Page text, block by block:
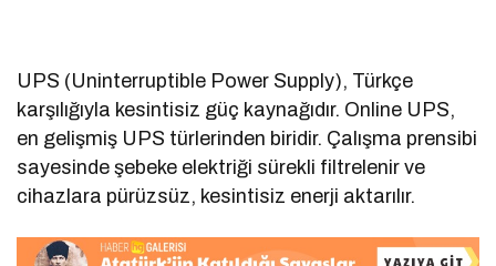
UPS (Uninterruptible Power Supply), Türkçe
karşılığıyla kesintisiz güç kaynağıdır. Online UPS,
en gelişmiş UPS türlerinden biridir. Çalışma prensibi
sayesinde şebeke elektriği sürekli filtrelenir ve
cihazlara pürüzsüz, kesintisiz enerji aktarılır.